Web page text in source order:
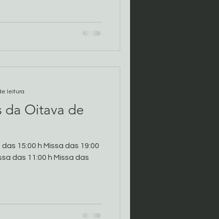
da Oitava de
15:00 h Missa das 19:00
das 11:00 h Missa das
leitura